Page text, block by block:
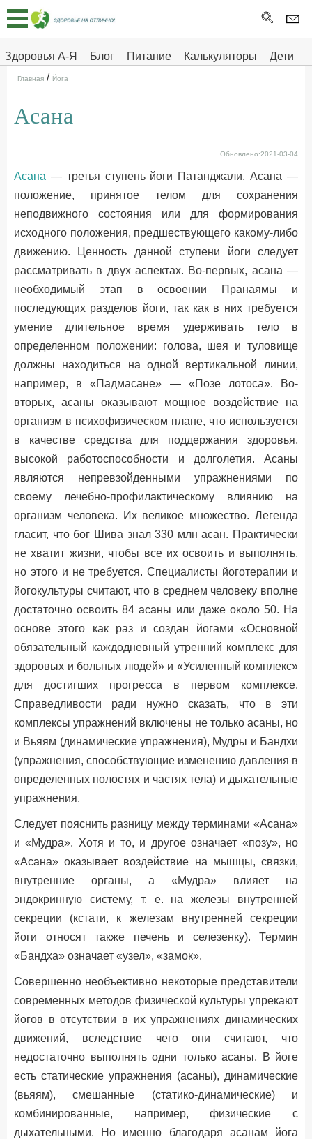
Здоровья А-Я Блог Питание Калькуляторы
Дети
Главная
Тесты
Про
ДЕТЯМ
Главная / Йога
Асана
Обновлено:2021-03-04
Асана — третья ступень йоги Патанджали. Асана —
положение, принятое телом для сохранения
неподвижного состояния или для формирования
исходного положения, предшествующего какому-либо
движению. Ценность данной ступени йоги следует
рассматривать в двух аспектах. Во-первых, асана —
необходимый этап в освоении Пранаямы и
последующих разделов йоги, так как в них требуется
умение длительное время удерживать тело в
определенном положении: голова, шея и туловище
должны находиться на одной вертикальной линии,
например, в «Падмасане» — «Позе лотоса». Во-
вторых, асаны оказывают мощное воздействие на
организм в психофизическом плане, что используется
в качестве средства для поддержания здоровья,
высокой работоспособности и долголетия. Асаны
являются непревзойденными упражнениями по
своему лечебно-профилактическому влиянию на
организм человека. Их великое множество. Легенда
гласит, что бог Шива знал 330 млн асан. Практически
не хватит жизни, чтобы все их освоить и выполнять,
но этого и не требуется. Специалисты йоготерапии и
йогокультуры считают, что в среднем человеку вполне
достаточно освоить 84 асаны или даже около 50. На
основе этого как раз и создан йогами «Основной
обязательный каждодневный утренний комплекс для
здоровых и больных людей» и «Усиленный комплекс»
для достигших прогресса в первом комплексе.
Справедливости ради нужно сказать, что в эти
комплексы упражнений включены не только асаны, но
и Вьяям (динамические упражнения), Мудры и Бандхи
(упражнения, способствующие изменению давления в
определенных полостях и частях тела) и дыхательные
упражнения.
Следует пояснить разницу между терминами «Асана»
и «Мудра». Хотя и то, и другое означает «позу», но
«Асана» оказывает воздействие на мышцы, связки,
внутренние органы, а «Мудра» влияет на
эндокринную систему, т. е. на железы внутренней
секреции (кстати, к железам внутренней секреции
йоги относят также печень и селезенку). Термин
«Бандха» означает «узел», «замок».
Совершенно необъективно некоторые представители
современных методов физической культуры упрекают
йогов в отсутствии в их упражнениях динамических
движений, вследствие чего они считают, что
недостаточно выполнять одни только асаны. В йоге
есть статические упражнения (асаны), динамические
(вьяям), смешанные (статико-динамические) и
комбинированные, например, физические с
дыхательными. Но именно благодаря асанам йога